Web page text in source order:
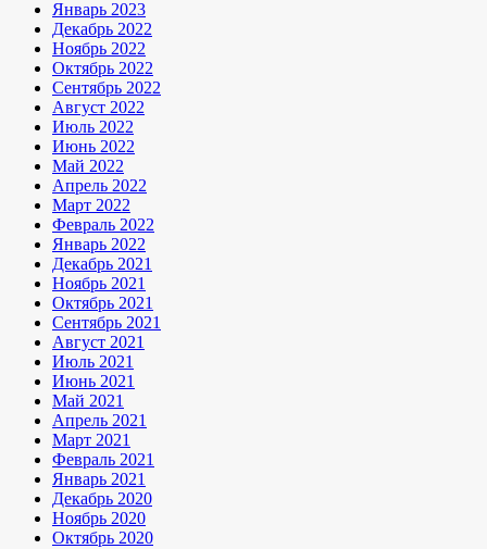
Январь 2023
Декабрь 2022
Ноябрь 2022
Октябрь 2022
Сентябрь 2022
Август 2022
Июль 2022
Июнь 2022
Май 2022
Апрель 2022
Март 2022
Февраль 2022
Январь 2022
Декабрь 2021
Ноябрь 2021
Октябрь 2021
Сентябрь 2021
Август 2021
Июль 2021
Июнь 2021
Май 2021
Апрель 2021
Март 2021
Февраль 2021
Январь 2021
Декабрь 2020
Ноябрь 2020
Октябрь 2020